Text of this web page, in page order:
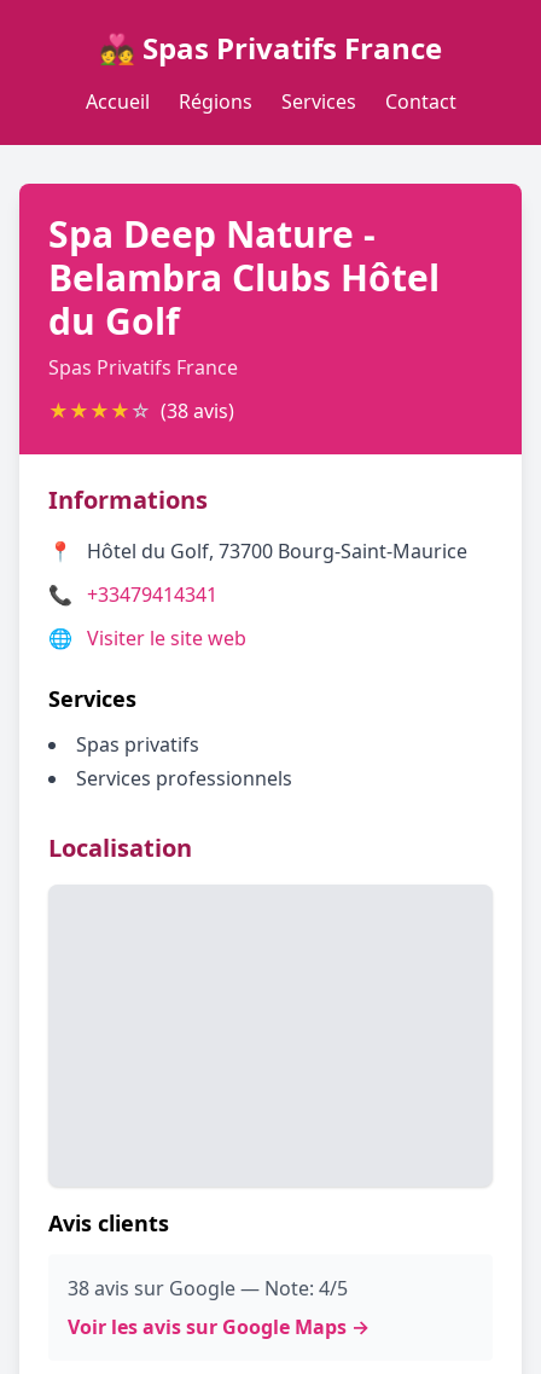
💑 Spas Privatifs France
Accueil Régions Services Contact
Spa Deep Nature -
Belambra Clubs Hôtel
du Golf
Spas Privatifs France
★★★★☆ (38 avis)
Informations
📍
Hôtel du Golf, 73700 Bourg-Saint-Maurice
📞 +33479414341
🌐 Visiter le site web
Services
Spas privatifs
Services professionnels
Localisation
Avis clients
38 avis sur Google — Note: 4/5
Voir les avis sur Google Maps →